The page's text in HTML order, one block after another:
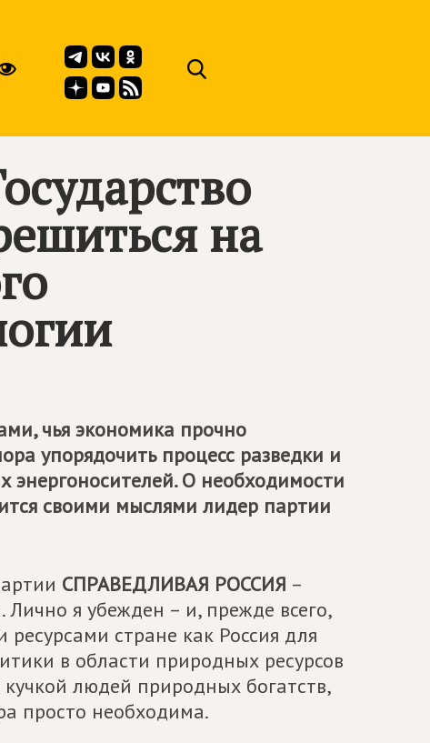
на
чья экономика прочно
упорядочить процесс разведки и
О необходимости
своими мыслями лидер партии
СПРАВЕДЛИВАЯ РОССИЯ –
Лично я убежден – и, прежде всего,
стране как Россия для
в области природных ресурсов
людей природных богатств,
просто необходима.